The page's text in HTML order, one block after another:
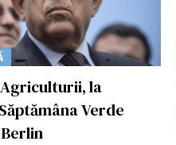
la
Verde
Berlin